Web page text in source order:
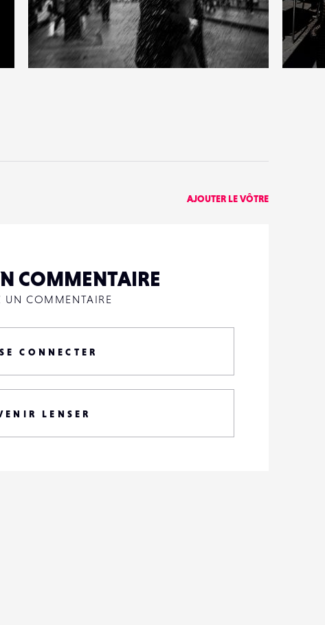
27
2
AJOUTER LE VÔTRE
COMMENTAIRE
UN COMMENTAIRE
SE CONNECTER
LENSER